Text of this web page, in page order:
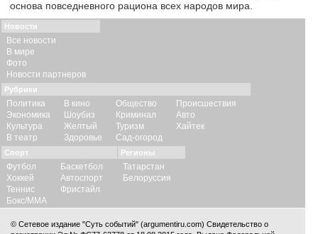
основа повседневного рациона всех народов мира.
Новости
Все новости
В мире
Фото
Новости партнеров
Рубрики
Политика
Экономика
Культура
В театр
В кино
Шоубиз
Желтый
Здоровье
Общество
Криминал
Туризм
Сад-огород
Происшествия
Авто
Хайтек
Спорт
Футбол
Хоккей
Теннис
Бокс/ММА
Баскетбол
Автоспорт
Фристайл
Регионы
Татарстан
Белоруссия
© Сетевое издание "Суть событий" (argumentiru.com) Свидетельство о